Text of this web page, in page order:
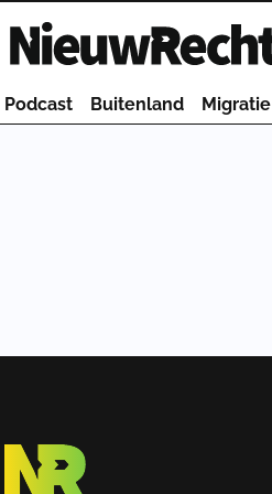
Homepage van NieuwRechts
Podcast Buitenland Migratie